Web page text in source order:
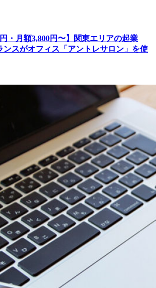
円・月額3,800円〜】関東エリアの起業
ンスがオフィス「アントレサロン」を使